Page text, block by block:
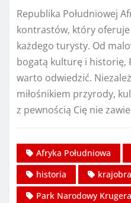
Republika Południowej
kontrastów, który
każdego turysty. Od
bogatą kulturę i historię,
warto odwiedzić.
miłośnikiem przyrody,
z pewnością Cię nie
Afryka Południowa
historia
Park Narodowy Krugera